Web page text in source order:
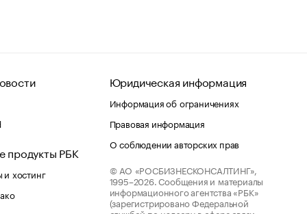
продукты РБК
хостинг
Юридическая информация
Информация об ограничениях
Правовая информация
О соблюдении авторских прав
© АО «РОСБИЗНЕСКОНСАЛТИНГ»,
1995–2026. Сообщения и материалы
информационного агентства «РБК»
(зарегистрировано Федеральной